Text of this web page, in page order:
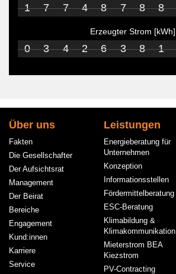
1 7 7 4 8 7 8 8
Erzeugter Strom [kWh]
0 3 4 2 6 3 8 1
Hauptnavigation
Über uns
Fakten
Die Gesellschafter
Der Aufsichtsrat
Management
Der Beirat
Bereiche
Engagement
Kund:innen
Karriere
Service
Leistungen
Energieberatung für
Unternehmen
Konzeption
Informationsstellen
Fördermittelberatung
ESC-Beratung
Klimabildung &
Klimakommunikation
Mieterstrom BEA
Kiezstrom
PV-Contracting